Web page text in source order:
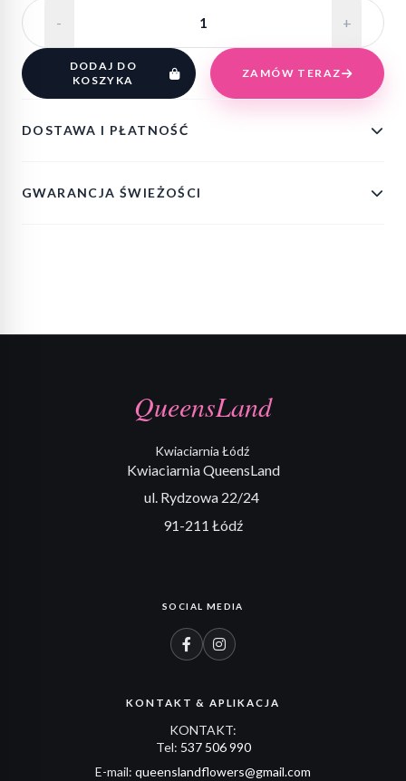
- +
DODAJ DO
KOSZYKA
ZAMÓW TERAZ
DOSTAWA I PŁATNOŚĆ
GWARANCJA ŚWIEŻOŚCI
QueensLand
Kwiaciarnia Łódź
Kwiaciarnia QueensLand
ul. Rydzowa 22/24
91-211 Łódź
SOCIAL MEDIA
KONTAKT & APLIKACJA
KONTAKT:
Tel: 537 506 990
E-mail: queenslandflowers@gmail.com